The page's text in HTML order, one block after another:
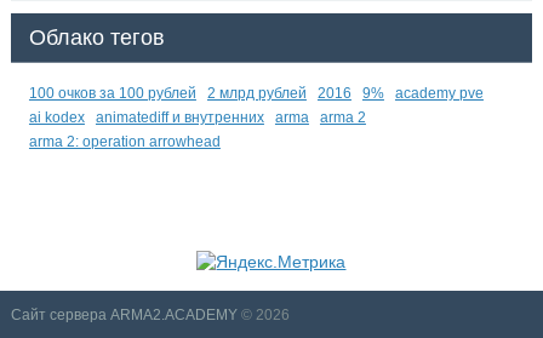
Облако тегов
100 очков за 100 рублей 2 млрд рублей 2016 9%
academy pve
ai kodex
animatediff и внутренних arma
arma 2
arma 2: operation arrowhead
Сайт сервера ARMA2.ACADEMY© 2026